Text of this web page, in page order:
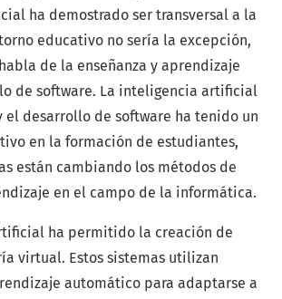
ha demostrado ser transversal a la
educativo no sería la excepción,
de la enseñanza y aprendizaje
de software. La inteligencia artificial
el desarrollo de software ha tenido un
en la formación de estudiantes,
están cambiando los métodos de
en el campo de la informática.
ha permitido la creación de
virtual. Estos sistemas utilizan
automático para adaptarse a